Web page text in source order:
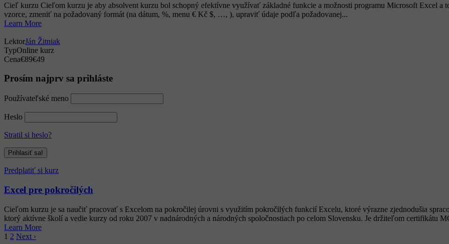
Cieľ kurzu Cieľom kurzu je aby absolvent kurzu bol schopný efektívne využívať základné funkcie a možnosti programu Microsoft Excel
vzorce, zmeniť na požadovaný formát (na dátum, %, menu € Kč $, …, ), upraviť údaje podľa požadovanej...
Learn More
LektorJán Žitniak
TypOnline kurz
Cena€89€49
Prosím najprv sa prihláste
Používateľské meno
Heslo
Stratil si heslo?
Predplatiť si kurz
Excel pre pokročilých
Cieľom kurzu je sa naučiť pracovať s Excelom na pokročilej úrovni s využitím pokročilých funkcií Excelu, ktoré výrazne zjednodušia
ktorý aktívne školí a vedie kurzy od roku 2007 v nadnárodných a národných spoločnostiach po celom Slovensku. Je držiteľom certifikátu
Learn More
1 2 Next ›